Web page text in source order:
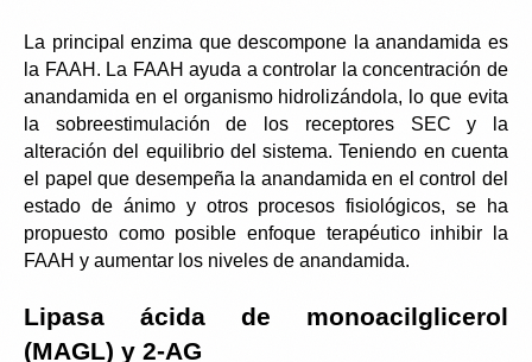
La principal enzima que descompone la anandamida es
la FAAH. La FAAH ayuda a controlar la concentración de
anandamida en el organismo hidrolizándola, lo que evita
la sobreestimulación de los receptores SEC y la
alteración del equilibrio del sistema. Teniendo en cuenta
el papel que desempeña la anandamida en el control del
estado de ánimo y otros procesos fisiológicos, se ha
propuesto como posible enfoque terapéutico inhibir la
FAAH y aumentar los niveles de anandamida.
Lipasa ácida de monoacilglicerol
(MAGL) y 2-AG